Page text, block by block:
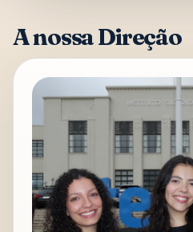
A nossa Direção